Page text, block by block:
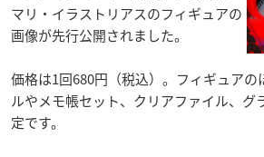
マリ・イラストリアスのフィギュアの
画像が先行公開されました。
価格は1回680円（税込）。フィギュアの
ルやメモ帳セット、クリアファイル、グ
定です。